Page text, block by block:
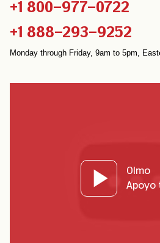
+1 800-977-0722
+1 888-293-9252
Monday through Friday, 9am to 5pm,
Olmo
Apoyo